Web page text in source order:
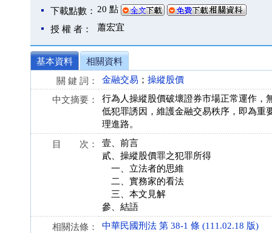
下載點數： 20 點
授 權 者： 蕭宏宜
基本資料
相關資料
關 鍵 詞：
金融交易 ； 操縱股價
中文摘要：
行為人操縱股價破壞證券市場正常運作，
低犯罪誘因，維護金融交易秩序，即為重
理進路。
目 次：
壹、前言
貳、操縱股價罪之犯罪所得
一、立法者的思維
二、實務家的看法
三、本文見解
參、結語
相關法條：
中華民國刑法 第 38-1 條 (111.02.18 版)